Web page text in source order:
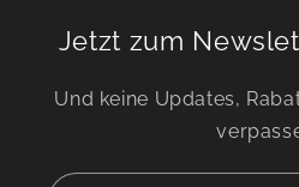
Jetzt zum
Und keine Updates,